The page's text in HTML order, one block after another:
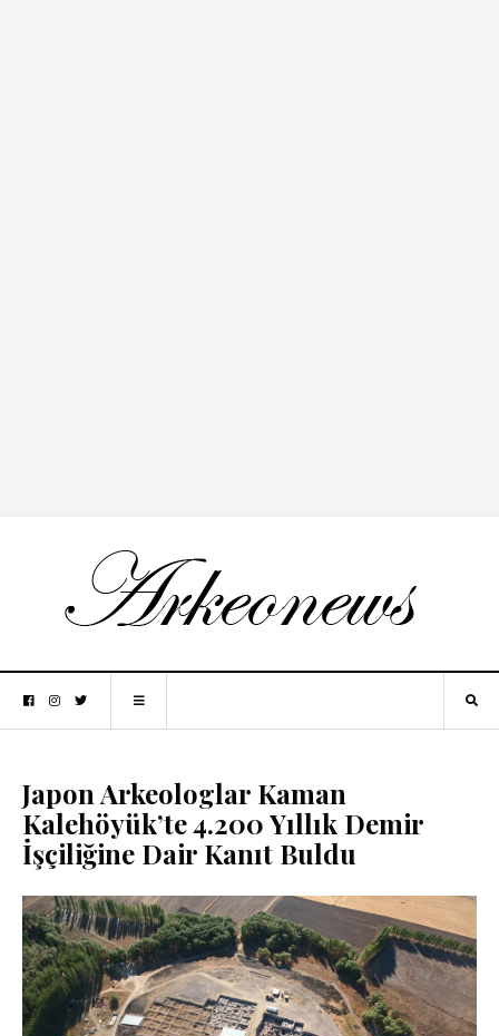
Japon Arkeologlar Kaman
Kalehöyük’te 4.200 Yıllık Demir
İşçiliğine Dair Kanıt Buldu